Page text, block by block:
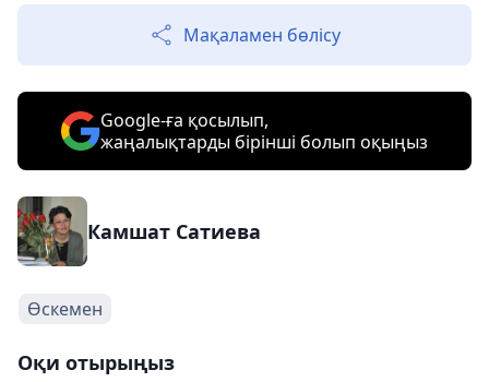
Мақаламен бөлісу
Google-ға қосылып,
жаңалықтарды бірінші болып оқыңыз
Камшат Сатиева
Өскемен
Оқи отырыңыз